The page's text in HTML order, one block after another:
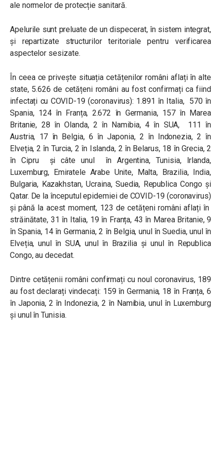
ale normelor de protecție sanitară.
Apelurile sunt preluate de un dispecerat, în sistem integrat,
și repartizate structurilor teritoriale pentru verificarea
aspectelor sesizate.
În ceea ce privește situația cetățenilor români aflați în alte
state, 5.626 de cetățeni români au fost confirmați ca fiind
infectați cu COVID-19 (coronavirus): 1.891 în Italia, 570 în
Spania, 124 în Franța, 2.672 în Germania, 157 în Marea
Britanie, 28 în Olanda, 2 în Namibia, 4 în SUA, 111 în
Austria, 17 în Belgia, 6 în Japonia, 2 în Indonezia, 2 în
Elveția, 2 în Turcia, 2 în Islanda, 2 în Belarus, 18 în Grecia, 2
în Cipru și câte unul în Argentina, Tunisia, Irlanda,
Luxemburg, Emiratele Arabe Unite, Malta, Brazilia, India,
Bulgaria, Kazakhstan, Ucraina, Suedia, Republica Congo și
Qatar. De la începutul epidemiei de COVID-19 (coronavirus)
și până la acest moment, 123 de cetățeni români aflați în
străinătate, 31 în Italia, 19 în Franța, 43 în Marea Britanie, 9
în Spania, 14 în Germania, 2 în Belgia, unul în Suedia, unul în
Elveția, unul în SUA, unul în Brazilia și unul în Republica
Congo, au decedat.
Dintre cetățenii români confirmați cu noul coronavirus, 189
au fost declarați vindecați: 159 în Germania, 18 în Franța, 6
în Japonia, 2 în Indonezia, 2 în Namibia, unul în Luxemburg
și unul în Tunisia.